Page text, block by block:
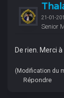
21-01-
Senior
De rien. Merci
(Modification du
Répondre